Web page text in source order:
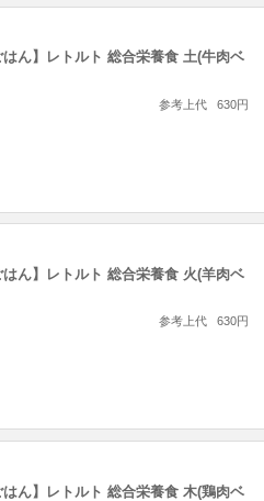
はん】レトルト 総合栄養食 土(牛肉ベ
参考上代 630円
はん】レトルト 総合栄養食 火(羊肉ベ
参考上代 630円
はん】レトルト 総合栄養食 木(鶏肉ベ